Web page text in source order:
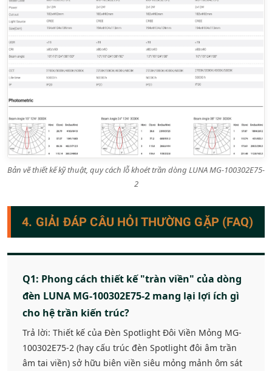
Bản vẽ thiết kế kỹ thuật, quy cách lỗ khoét trần dòng LUNA MG-100302E75-
2
4. GIẢI ĐÁP CÂU HỎI THƯỜNG GẶP (FAQ)
Q1: Phong cách thiết kế "tràn viền" của dòng
đèn LUNA MG-100302E75-2 mang lại lợi ích gì
cho hệ trần kiến trúc?
Trả lời: Thiết kế của Đèn Spotlight Đôi Viền Mỏng MG-
100302E75-2 (hay cấu trúc đèn Spotlight đôi âm trần
âm tai viền) sở hữu biên viền siêu mỏng mảnh ôm sát